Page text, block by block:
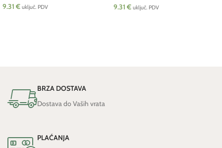
9.31 € uključ. PDV
9.31 € uključ. PDV
BRZA DOSTAVA
Dostava do Vaših vrata
PLAĆANJA